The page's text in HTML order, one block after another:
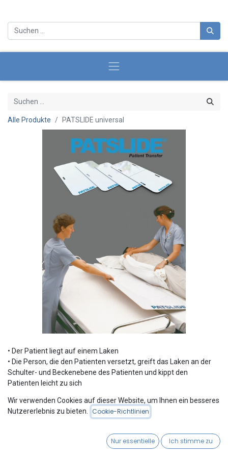
Alle Produkte PATSLIDE universal
• Der Patient liegt auf einem Laken
• Die Person, die den Patienten versetzt, greift das Laken an der
Schulter- und Beckenebene des Patienten und kippt den
Patienten leicht zu sich
PATSLIDE® unter dem Patienten
gezogen. PATSLIDE® bildet nun eine glatte „Brücke“ zwischen den
Wir verwenden Cookies auf dieser Website, um Ihnen ein besseres
Nutzererlebnis zu bieten.
Cookie-Richtlinien
Nur essentielle Ich stimme zu